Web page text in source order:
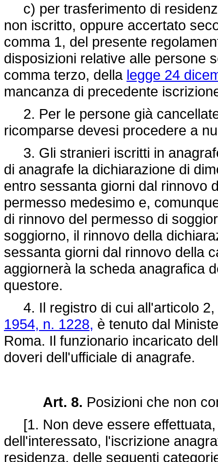
c) per trasferimento di
non iscritto, oppure accertato
comma 1, del presente
disposizioni relative alle persone
comma terzo, della legge 24
mancanza di precedente
2. Per le persone già
ricomparse devesi procedere a
3. Gli stranieri iscritti in
di anagrafe la dichiarazione di
entro sessanta giorni dal rinnovo
permesso medesimo e,
di rinnovo del permesso di
soggiorno, il rinnovo della
sessanta giorni dal rinnovo della
aggiornerà la scheda anagrafica
questore.
4. Il registro di cui all'articolo
1954, n. 1228, è tenuto dal
Roma. Il funzionario incaricato
doveri dell'ufficiale di anagrafe.
Art. 8. Posizioni che non
[1. Non deve essere effettuata,
dell'interessato, l'iscrizione
residenza, delle seguenti